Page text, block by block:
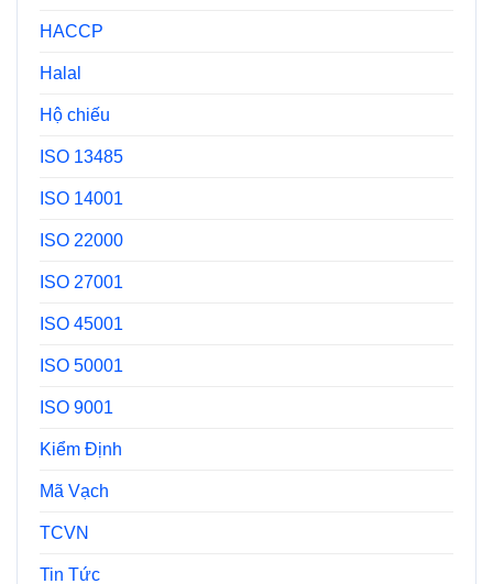
HACCP
Halal
Hộ chiếu
ISO 13485
ISO 14001
ISO 22000
ISO 27001
ISO 45001
ISO 50001
ISO 9001
Kiểm Định
Mã Vạch
TCVN
Tin Tức